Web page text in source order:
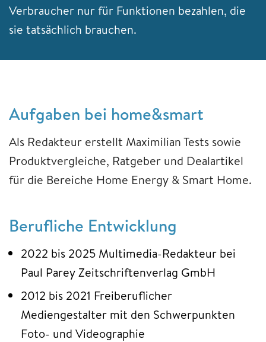
Verbraucher nur für Funktionen bezahlen, die
sie tatsächlich brauchen.
Aufgaben bei home&smart
Als Redakteur erstellt Maximilian Tests sowie
Produktvergleiche, Ratgeber und Dealartikel
für die Bereiche Home Energy & Smart Home.
Berufliche Entwicklung
2022 bis 2025 Multimedia-Redakteur bei
Paul Parey Zeitschriftenverlag GmbH
2012 bis 2021 Freiberuflicher
Mediengestalter mit den Schwerpunkten
Foto- und Videographie